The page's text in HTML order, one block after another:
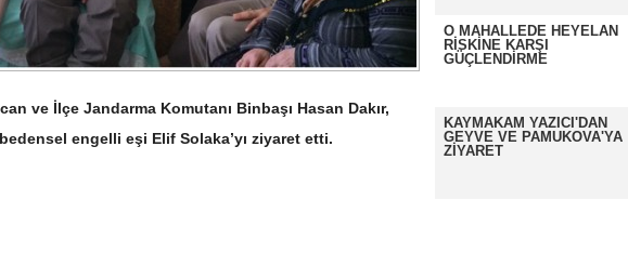
O MAHALLEDE HEYELAN
RİSKİNE KARŞI
GÜÇLENDİRME
KAYMAKAM YAZICI'DAN
GEYVE VE PAMUKOVA'YA
ZİYARET
ve İlçe Jandarma Komutanı Binbaşı Hasan Dakır,
engelli eşi Elif Solaka’yı ziyaret etti.